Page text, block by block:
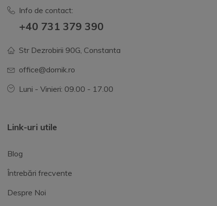
Info de contact:
+40 731 379 390
Str Dezrobirii 90G, Constanta
office@dornik.ro
Luni - Vinieri: 09.00 - 17.00
Link-uri utile
Blog
Întrebări frecvente
Despre Noi